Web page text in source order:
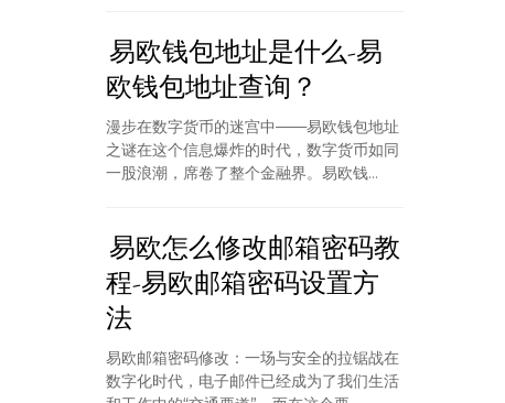
易欧钱包地址是什么-易
欧钱包地址查询？
漫步在数字货币的迷宫中——易欧钱包地址
之谜在这个信息爆炸的时代，数字货币如同
一股浪潮，席卷了整个金融界。易欧钱...
易欧怎么修改邮箱密码教
程-易欧邮箱密码设置方
法
易欧邮箱密码修改：一场与安全的拉锯战在
数字化时代，电子邮件已经成为了我们生活